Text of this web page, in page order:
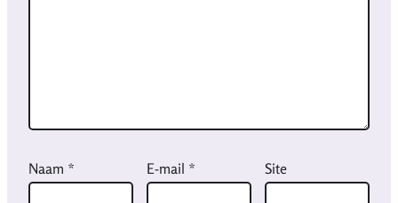
Naam * E-mail * Site